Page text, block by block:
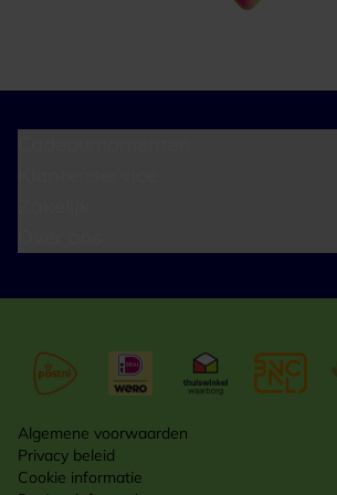
Algemene voorwaarden
Privacy beleid
Cookie informatie